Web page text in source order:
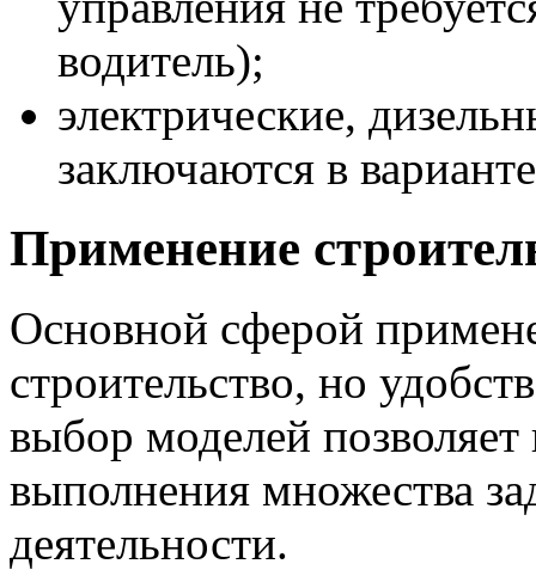
водитель);
электрические,
заключаются в
Применение
Основной сферой
строительство, но
выбор моделей позволяет
выполнения множества
деятельности.